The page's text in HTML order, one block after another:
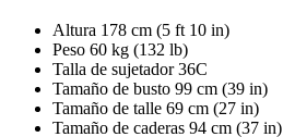
Altura 178 cm (5 ft 10 in)
Peso 60 kg (132 lb)
Talla de sujetador 36C
Tamaño de busto 99 cm (39 in)
Tamaño de talle 69 cm (27 in)
Tamaño de caderas 94 cm (37 in)